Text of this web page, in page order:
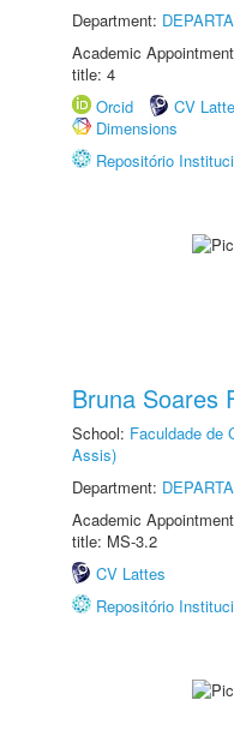
Department:
Academic
title: 4
Orcid
CV
Dimensions
Repositório
Bruna Soares
School: Faculdade de
Assis)
Department:
Academic
title: MS-3.2
CV Lattes
Repositório